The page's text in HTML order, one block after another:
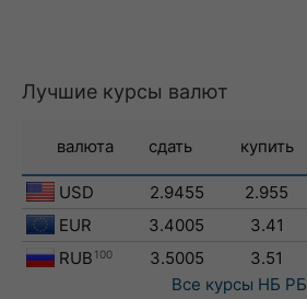
Лучшие курсы валют
валюта сдать купить
USD 2.9455 2.955
EUR
3.4005 3.41
RUB 100 3.5005 3.51
Все курсы НБ РБ